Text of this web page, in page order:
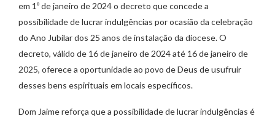
em 1º de janeiro de 2024 o decreto que concede a
possibilidade de lucrar indulgências por ocasião da celebração
do Ano Jubilar dos 25 anos de instalação da diocese. O
decreto, válido de 16 de janeiro de 2024 até 16 de janeiro de
2025, oferece a oportunidade ao povo de Deus de usufruir
desses bens espirituais em locais específicos.
Dom Jaime reforça que a possibilidade de lucrar indulgências é